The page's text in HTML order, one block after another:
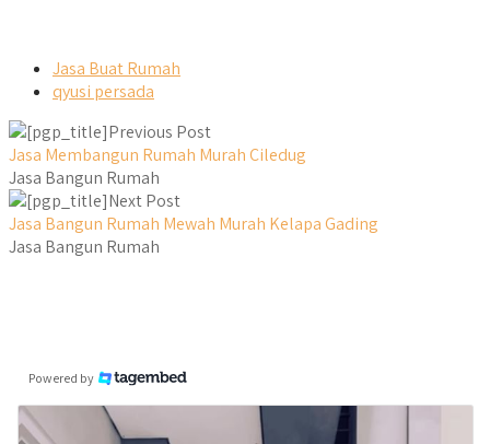
Jasa Buat Rumah
qyusi persada
Previous Post
Jasa Membangun Rumah Murah Ciledug
Jasa Bangun Rumah
Next Post
Jasa Bangun Rumah Mewah Murah Kelapa Gading
Jasa Bangun Rumah
Powered by